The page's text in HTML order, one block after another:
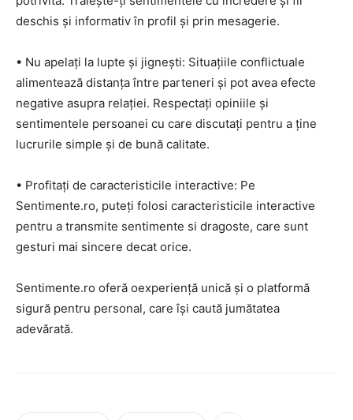
deschis și informativ în profil și prin mesagerie.
• Nu apelați la lupte și jignești: Situațiile conflictuale
alimentează distanța între parteneri și pot avea efecte
negative asupra relației. Respectați opiniile și
sentimentele persoanei cu care discutați pentru a ține
lucrurile simple și de bună calitate.
• Profitați de caracteristicile interactive: Pe
Sentimente.ro, puteți folosi caracteristicile interactive
pentru a transmite sentimente si dragoste, care sunt
gesturi mai sincere decat orice.
Sentimente.ro oferă oexperiență unică și o platformă
sigură pentru personal, care își caută jumătatea
adevărată.